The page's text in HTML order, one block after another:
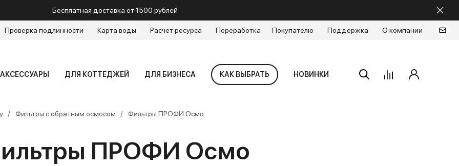
Бесплатная доставка от 1500 рублей
Проверка подлинности Карта воды Расчет ресурса Переработка Покупателю Поддержка О компании
АКСЕССУАРЫ ДЛЯ КОТТЕДЖЕЙ ДЛЯ БИЗНЕСА КАК ВЫБРАТЬ НОВИНКИ
Фильтры с обратным осмосом Фильтры ПРОФИ Осмо
ПРОФИ Осмо